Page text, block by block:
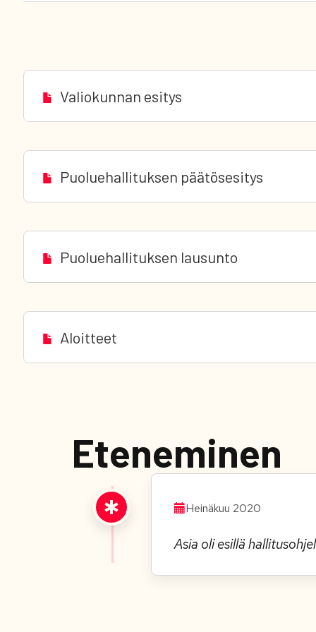
Valiokunnan esitys
Puoluehallituksen päätösesitys
Puoluehallituksen lausunto
Aloitteet
Eteneminen
Heinäkuu 2020
Asia oli esillä